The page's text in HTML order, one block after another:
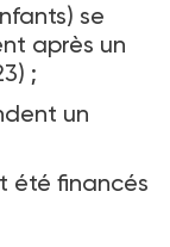
se
après un
;
un
été financés